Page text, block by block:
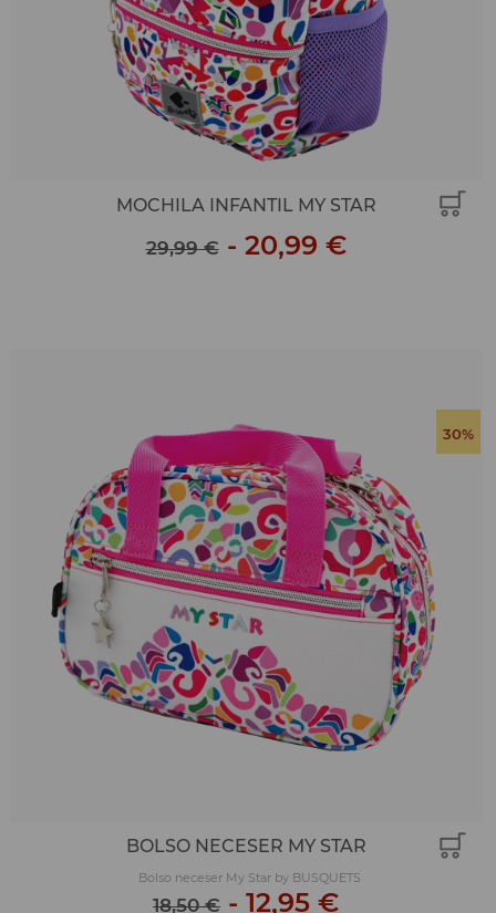
MOCHILA INFANTIL MY STAR
29,99 €- 20,99 €
30%
BOLSO NECESER MY STAR
Bolso neceser My Star by BUSQUETS
18,50 € - 12,95 €